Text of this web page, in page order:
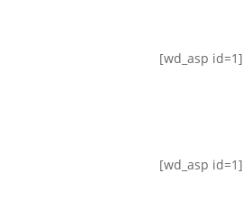
[wd_asp id=1]
[wd_asp id=1]